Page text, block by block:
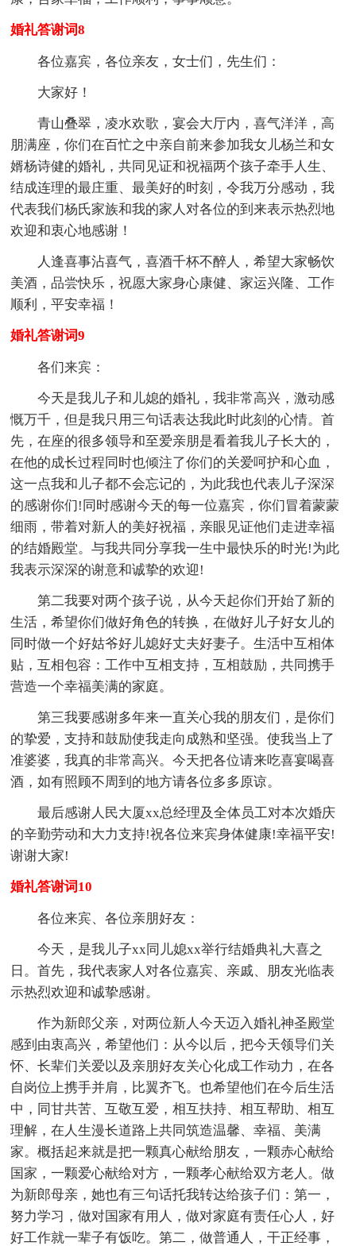
婚礼答谢词8
各位嘉宾，各位亲友，女士们，先生们：
大家好！
青山叠翠，凌水欢歌，宴会大厅内，喜气洋洋，高
朋满座，你们在百忙之中亲自前来参加我女儿杨兰和女
婿杨诗健的婚礼，共同见证和祝福两个孩子牵手人生、
结成连理的最庄重、最美好的时刻，令我万分感动，我
代表我们杨氏家族和我的家人对各位的到来表示热烈地
欢迎和衷心地感谢！
人逢喜事沾喜气，喜酒千杯不醉人，希望大家畅饮
美酒，品尝快乐，祝愿大家身心康健、家运兴隆、工作
顺利，平安幸福！
婚礼答谢词9
各们来宾：
今天是我儿子和儿媳的婚礼，我非常高兴，激动感
慨万千，但是我只用三句话表达我此时此刻的心情。首
先，在座的很多领导和至爱亲朋是看着我儿子长大的，
在他的成长过程同时也倾注了你们的关爱呵护和心血，
这一点我和儿子都不会忘记的，为此我也代表儿子深深
的感谢你们!同时感谢今天的每一位嘉宾，你们冒着蒙蒙
细雨，带着对新人的美好祝福，亲眼见证他们走进幸福
的结婚殿堂。与我共同分享我一生中最快乐的时光!为此
我表示深深的谢意和诚挚的欢迎!
第二我要对两个孩子说，从今天起你们开始了新的
生活，希望你们做好角色的转换，在做好儿子好女儿的
同时做一个好姑爷好儿媳好丈夫好妻子。生活中互相体
贴，互相包容：工作中互相支持，互相鼓励，共同携手
营造一个幸福美满的家庭。
第三我要感谢多年来一直关心我的朋友们，是你们
的挚爱，支持和鼓励使我走向成熟和坚强。使我当上了
准婆婆，我真的非常高兴。今天把各位请来吃喜宴喝喜
酒，如有照顾不周到的地方请各位多多原谅。
最后感谢人民大厦xx总经理及全体员工对本次婚庆
的辛勤劳动和大力支持!祝各位来宾身体健康!幸福平安!
谢谢大家!
婚礼答谢词10
各位来宾、各位亲朋好友：
今天，是我儿子xx同儿媳xx举行结婚典礼大喜之
日。首先，我代表家人对各位嘉宾、亲戚、朋友光临表
示热烈欢迎和诚挚感谢。
作为新郎父亲，对两位新人今天迈入婚礼神圣殿堂
感到由衷高兴，希望他们：从今以后，把今天领导们关
怀、长辈们关爱以及亲朋好友关心化成工作动力，在各
自岗位上携手并肩，比翼齐飞。也希望他们在今后生活
中，同甘共苦、互敬互爱，相互扶持、相互帮助、相互
理解，在人生漫长道路上共同筑造温馨、幸福、美满
家。概括起来就是把一颗真心献给朋友，一颗赤心献给
国家，一颗爱心献给对方，一颗孝心献给双方老人。做
为新郎母亲，她也有三句话托我转达给孩子们：第一，
努力学习，做对国家有用人，做对家庭有责任心人，好
好工作就一辈子有饭吃。第二，做普通人，干正经事，